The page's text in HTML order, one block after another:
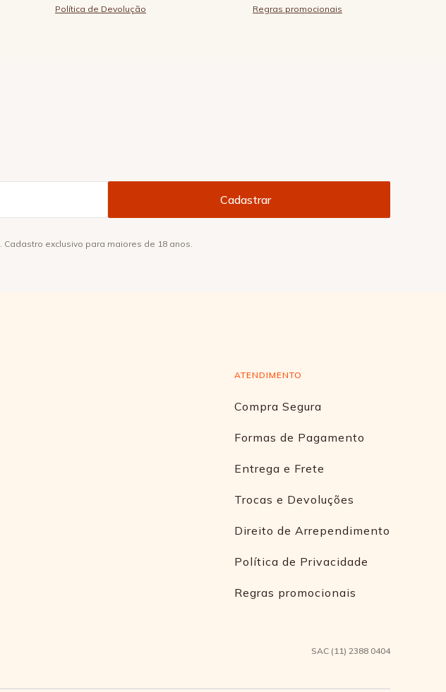
Política de Devolução Regras promocionais
. Cadastro exclusivo para maiores de 18 anos.
ATENDIMENTO
Compra Segura
Formas de Pagamento
Entrega e Frete
Trocas e Devoluções
Direito de Arrependimento
Política de Privacidade
Regras promocionais
SAC (11) 2388 0404